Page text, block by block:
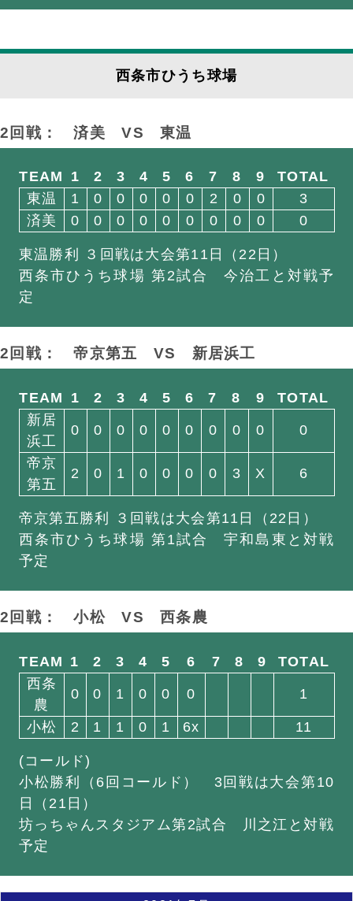
西条市ひうち球場
2回戦： 済美VS 東温
TEAM 1 2 3 4 5 6 7 8 9
TOTAL
東温
1 0 0 0 0 0 2 0 0
3
済美
0 0 0 0 0 0 0 0 0 0
東温勝利 ３回戦は大会第11日（22日）
西条市ひうち球場 第2試合 今治工と対戦予
定
2回戦： 帝京第五 VS 新居浜工
TEAM 1 2 3 4 5 6 7 8 9
TOTAL
新居
浜工
0 0 0 0 0 0 0 0 0 0
帝京
第五
2 0 1 0 0 0 0 3 X 6
帝京第五勝利 ３回戦は大会第11日（22日）
西条市ひうち球場 第1試合 宇和島東と対戦
予定
2回戦： 小松VS 西条農
TEAM 1 2 3 4 5 6 7 8 9
TOTAL
西条
農
0 0 1 0 0 0 1
小松 2 1 1 0 1 6x 11
(コールド)
小松勝利（6回コールド） 3回戦は大会第10
日（21日）
坊っちゃんスタジアム第2試合 川之江と対戦
予定